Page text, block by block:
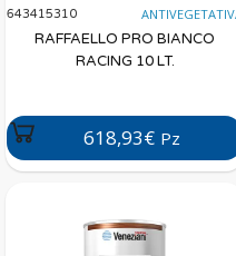
643415310
RAFFAELLO PRO BIANCO
RACING 10 LT.
618,93€ Pz